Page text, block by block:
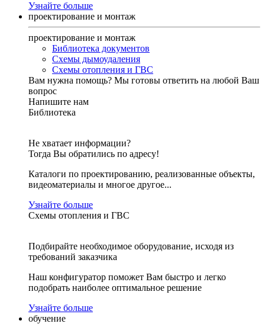
Узнайте больше
проектирование и монтаж
проектирование и монтаж
Библиотека документов
Схемы дымоудаления
Схемы отопления и ГВС
Вам нужна помощь? Мы готовы ответить на любой Ваш
вопрос
Напишите нам
Библиотека
Не хватает информации?
Тогда Вы обратились по адресу!
Каталоги по проектированию, реализованные объекты,
видеоматериалы и многое другое...
Узнайте больше
Схемы отопления и ГВС
Подбирайте необходимое оборудование, исходя из
требований заказчика
Наш конфигуратор поможет Вам быстро и легко
подобрать наиболее оптимальное решение
Узнайте больше
обучение